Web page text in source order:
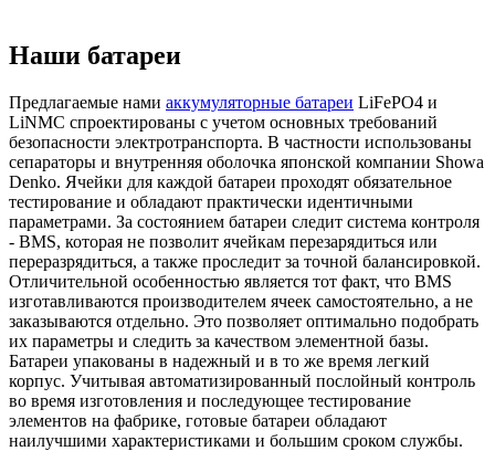
Наши батареи
Предлагаемые нами аккумуляторные батареи LiFePO4 и
LiNMC спроектированы с учетом основных требований
безопасности электротранспорта. В частности использованы
сепараторы и внутренняя оболочка японской компании Showa
Denko. Ячейки для каждой батареи проходят обязательное
тестирование и обладают практически идентичными
параметрами. За состоянием батареи следит система контроля
- BMS, которая не позволит ячейкам перезарядиться или
переразрядиться, а также проследит за точной балансировкой.
Отличительной особенностью является тот факт, что BMS
изготавливаются производителем ячеек самостоятельно, а не
заказываются отдельно. Это позволяет оптимально подобрать
их параметры и следить за качеством элементной базы.
Батареи упакованы в надежный и в то же время легкий
корпус. Учитывая автоматизированный послойный контроль
во время изготовления и последующее тестирование
элементов на фабрике, готовые батареи обладают
наилучшими характеристиками и большим сроком службы.